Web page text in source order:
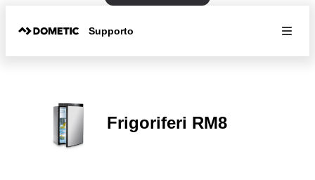
Supporto
Frigoriferi RM8